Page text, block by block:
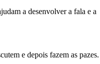
a desenvolver a fala e a
e depois fazem as pazes.